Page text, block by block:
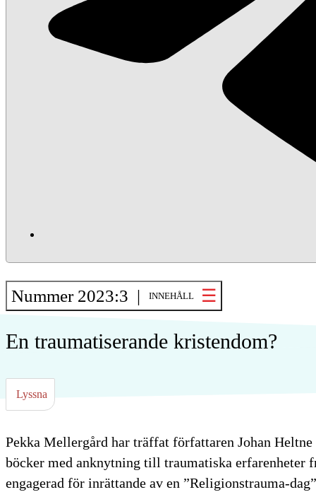
Nummer 2023:3 | INNEHÅLL
En traumatiserande kristendom?
Lyssna
Pekka Mellergård har träffat författaren Johan
böcker med anknytning till traumatiska erfarenheter
engagerad för inrättande av en ”Religionstrauma-